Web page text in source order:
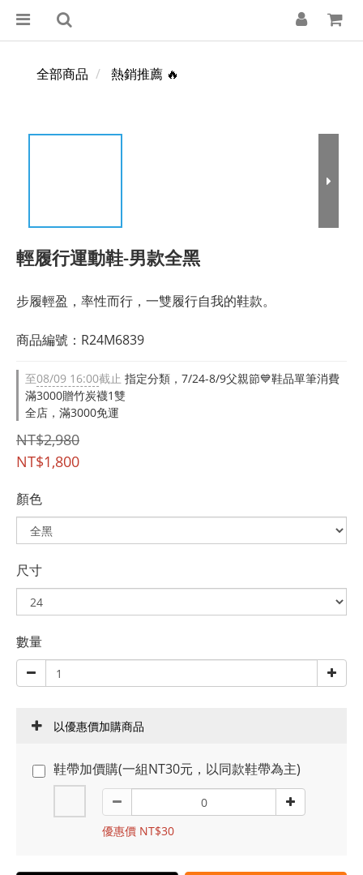
全部商品 熱銷推薦 🔥
輕履行運動鞋-男款全黑
步履輕盈，率性而行，一雙履行自我的鞋款。
商品編號：R24M6839
至08/09 16:00截止 指定分類，7/24-8/9父親節💙鞋品單筆消費
滿3000贈竹炭襪1雙
全店，滿3000免運
NT$2,980
NT$1,800
顏色
尺寸
數量
以優惠價加購商品
鞋帶加價購(一組NT30元，以同款鞋帶為主)
優惠價 NT$30